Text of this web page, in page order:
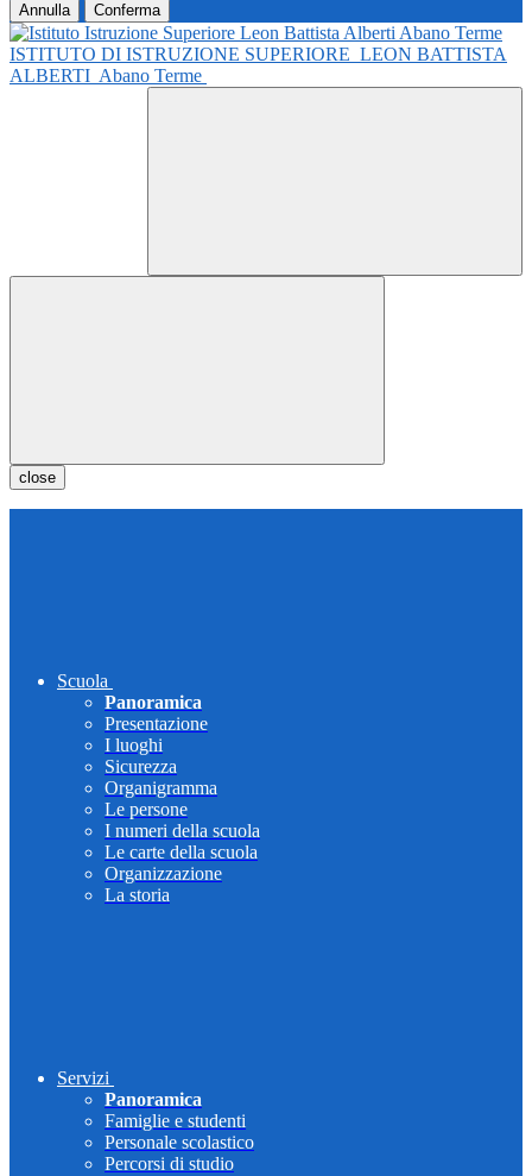
Annulla Conferma
ISTITUTO DI ISTRUZIONE SUPERIORE LEON BATTISTA
ALBERTI Abano Terme
close
Scuola
Panoramica
Presentazione
I luoghi
Sicurezza
Organigramma
Le persone
I numeri della scuola
Le carte della scuola
Organizzazione
La storia
Servizi
Panoramica
Famiglie e studenti
Personale scolastico
Percorsi di studio